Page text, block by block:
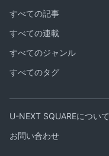
すべての記事
すべての連載
すべてのジャンル
すべてのタグ
U-NEXT SQUAREについて
お問い合わせ